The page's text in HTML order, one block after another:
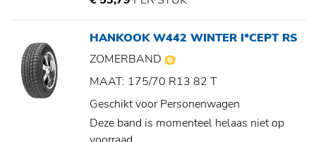
HANKOOK W442 WINTER I*CEPT RS
ZOMERBAND
MAAT: 175/70 R13 82 T
Geschikt voor Personenwagen
Deze band is momenteel helaas niet op